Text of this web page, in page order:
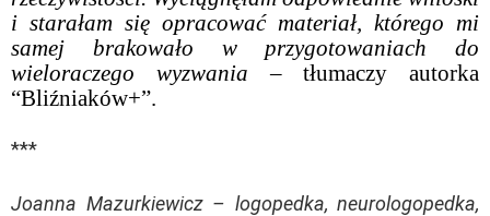
i starałam się opracować materiał, którego mi
samej brakowało w przygotowaniach do
wieloraczego wyzwania – tłumaczy autorka
“Bliźniaków+”.
***
Joanna Mazurkiewicz – logopedka, neurologopedka,